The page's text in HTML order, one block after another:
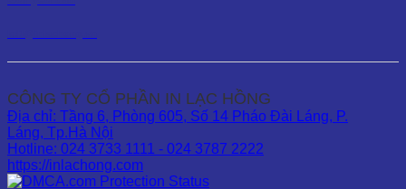
CÔNG TY CỔ PHẦN IN LẠC HỒNG
Địa chỉ: Tầng 6, Phòng 605, Số 14 Pháo Đài Láng, P.
Láng, Tp.Hà Nội
Hotline: 024 3733 1111 - 024 3787 2222
https://inlachong.com